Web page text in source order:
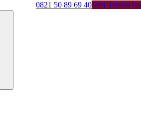
0821 50 89 69 40Jetzt Termin